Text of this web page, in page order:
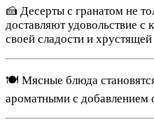
🍰 Десерты с гранатом не
доставляют удовольствие
своей сладости и хрустящей
🍽 Мясные блюда
ароматными с добавлением